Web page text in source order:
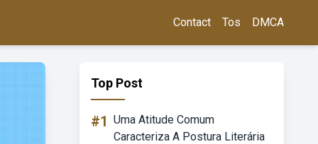
Contact Tos DMCA
Top Post
#1 Uma Atitude Comum
Caracteriza A Postura Literária